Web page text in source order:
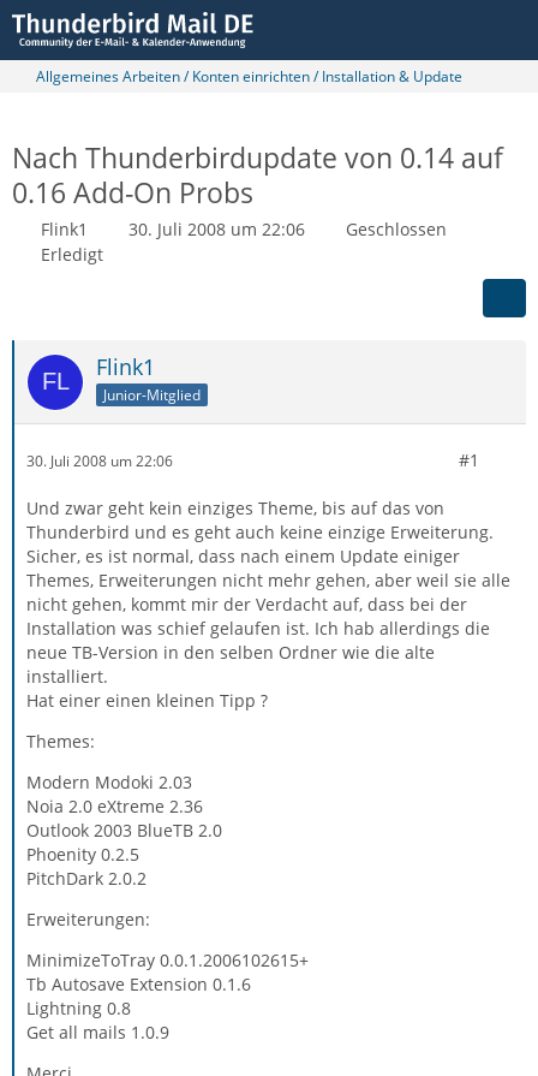
Allgemeines Arbeiten / Konten einrichten / Installation & Update
Nach Thunderbirdupdate von 0.14 auf
0.16 Add-On Probs
Flink1 30. Juli 2008 um 22:06
Geschlossen
Erledigt
Flink1
Junior-Mitglied
30. Juli 2008 um 22:06 #1
Und zwar geht kein einziges Theme, bis auf das von
Thunderbird und es geht auch keine einzige Erweiterung.
Sicher, es ist normal, dass nach einem Update einiger
Themes, Erweiterungen nicht mehr gehen, aber weil sie alle
nicht gehen, kommt mir der Verdacht auf, dass bei der
Installation was schief gelaufen ist. Ich hab allerdings die
neue TB-Version in den selben Ordner wie die alte
installiert.
Hat einer einen kleinen Tipp ?
Themes:
Modern Modoki 2.03
Noia 2.0 eXtreme 2.36
Outlook 2003 BlueTB 2.0
Phoenity 0.2.5
PitchDark 2.0.2
Erweiterungen:
MinimizeToTray 0.0.1.2006102615+
Tb Autosave Extension 0.1.6
Lightning 0.8
Get all mails 1.0.9